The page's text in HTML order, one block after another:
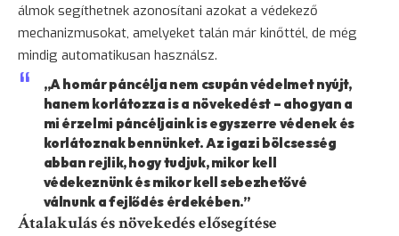
álmok segíthetnek azonosítani azokat a védekező
mechanizmusokat, amelyeket talán már kinőttél, de még
mindig automatikusan használsz.
„A homár páncélja nem csupán védelmet nyújt,
hanem korlátozza is a növekedést – ahogyan a
mi érzelmi páncéljaink is egyszerre védenek és
korlátoznak bennünket. Az igazi bölcsesség
abban rejlik, hogy tudjuk, mikor kell
védekeznünk és mikor kell sebezhetővé
válnunk a fejlődés érdekében.”
Átalakulás és növekedés elősegítése